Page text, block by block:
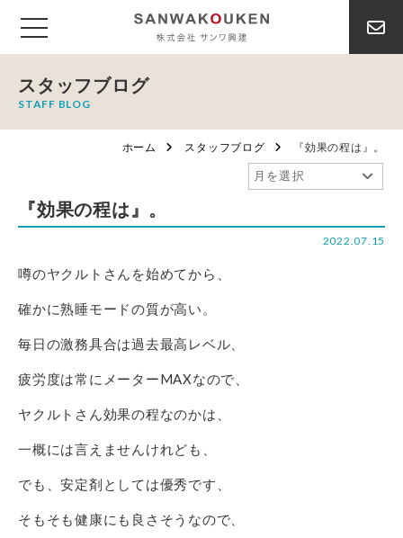
スタッフブログ
STAFF BLOG
ホーム スタッフブログ 『効果の程は』。
『効果の程は』。
2022.07.15
噂のヤクルトさんを始めてから、
確かに熟睡モードの質が高い。
毎日の激務具合は過去最高レベル、
疲労度は常にメーターMAXなので、
ヤクルトさん効果の程なのかは、
一概には言えませんけれども、
でも、安定剤としては優秀です、
そもそも健康にも良さそうなので、